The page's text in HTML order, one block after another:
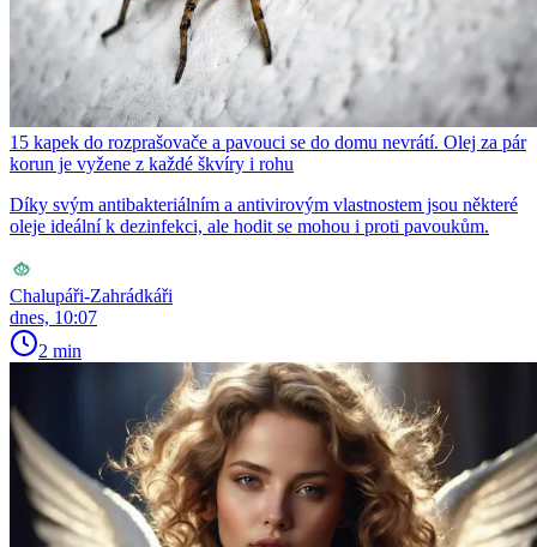
15 kapek do rozprašovače a pavouci se do domu nevrátí. Olej za pár
korun je vyžene z každé škvíry i rohu
Díky svým antibakteriálním a antivirovým vlastnostem jsou některé
oleje ideální k dezinfekci, ale hodit se mohou i proti pavoukům.
Chalupáři-Zahrádkáři
dnes, 10:07
2 min